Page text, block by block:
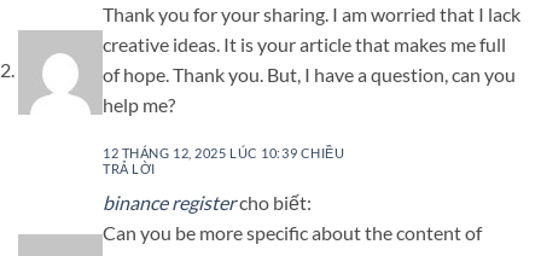
Thank you for your sharing. I am worried that I lack
creative ideas. It is your article that makes me full
of hope. Thank you. But, I have a question, can you
help me?
12 THÁNG 12, 2025 LÚC 10:39 CHIỀU
TRẢ LỜI
binance registercho biết:
Can you be more specific about the content of